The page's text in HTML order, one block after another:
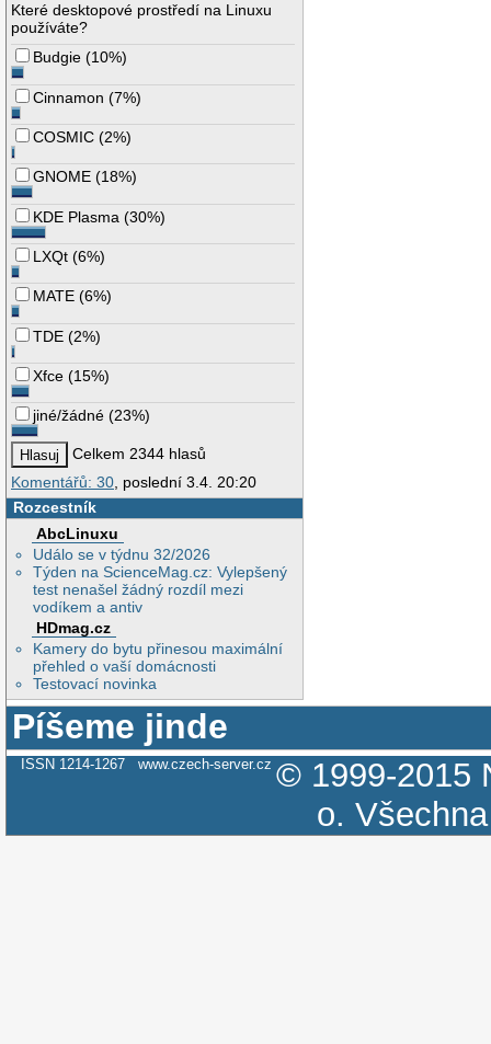
Které desktopové prostředí na Linuxu
používáte?
Budgie (10%)
Cinnamon (7%)
COSMIC (2%)
GNOME (18%)
KDE Plasma (30%)
LXQt (6%)
MATE (6%)
TDE (2%)
Xfce (15%)
jiné/žádné (23%)
Celkem 2344 hlasů
Komentářů: 30 , poslední 3.4. 20:20
Rozcestník
AbcLinuxu
Událo se v týdnu 32/2026
Týden na ScienceMag.cz: Vylepšený
test nenašel žádný rozdíl mezi
vodíkem a antiv
HDmag.cz
Kamery do bytu přinesou maximální
přehled o vaší domácnosti
Testovací novinka
Píšeme jinde
ISSN 1214-1267 www.czech-server.cz © 1999-2015
o.